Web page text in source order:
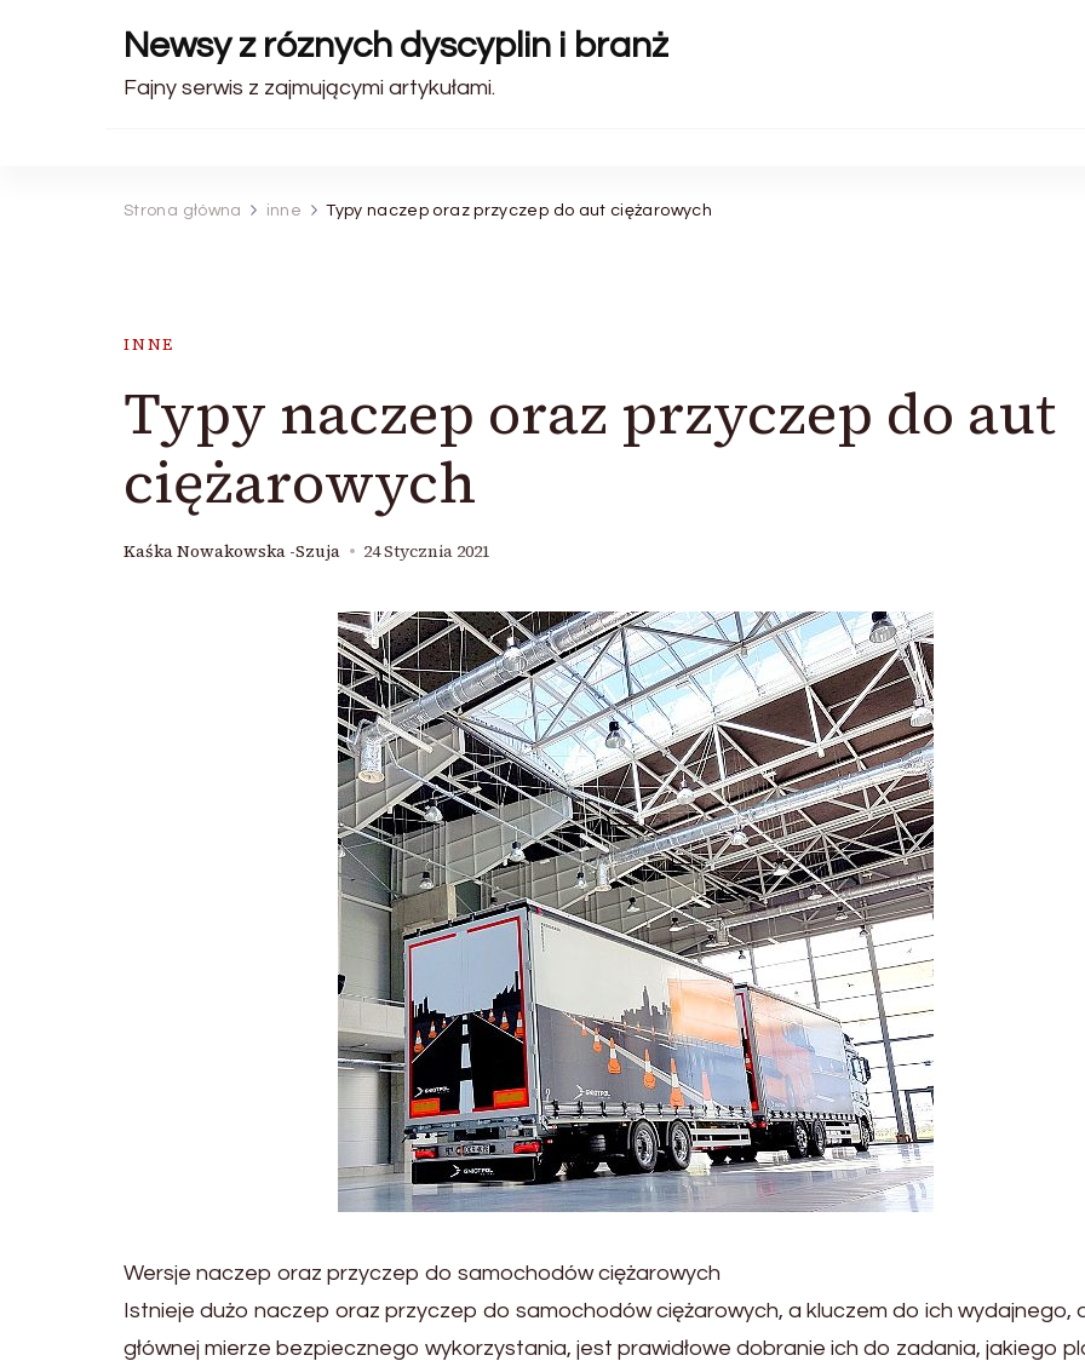
Newsy z róznych dyscyplin i branż
Fajny serwis z zajmującymi artykułami.
Strona główna inne Typy naczep oraz przyczep do aut ciężarowych
INNE
Typy naczep oraz przyczep do aut
ciężarowych
Kaśka Nowakowska -Szuja 24 Stycznia 2021
Wersje naczep oraz przyczep do samochodów ciężarowych
Istnieje dużo naczep oraz przyczep do samochodów ciężarowych, a kluczem do ich wydajnego,
głównej mierze bezpiecznego wykorzystania, jest prawidłowe dobranie ich do zadania, jakiego